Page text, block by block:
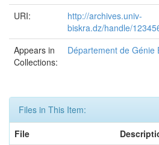
URI:
http://archives.univ-
biskra.dz/handle/
Appears in
Collections:
Département de Génie
Files in This Item:
File